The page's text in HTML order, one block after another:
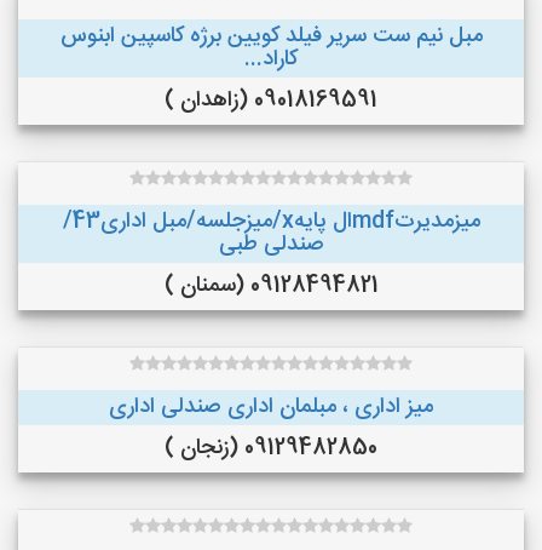
مبل نیم ست سریر فیلد کویین برژه کاسپین ابنوس
کاراد...
09018169591 (زاهدان )
میزمدیرتmdfال پایهx/میزجلسه/مبل اداری43/
صندلی طبی
09128494821 (سمنان )
میز اداری ، مبلمان اداری صندلی اداری
09129482850 (زنجان )